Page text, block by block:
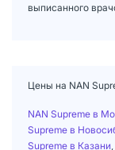
выписанного
Цены на NAN
NAN Supreme в
Supreme в
Supreme в Казани